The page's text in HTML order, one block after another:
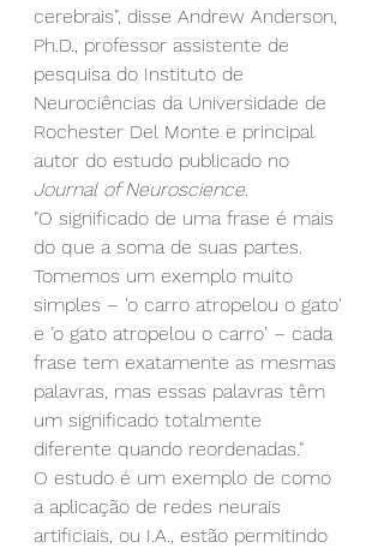
cerebrais", disse Andrew Anderson,
Ph.D., professor assistente de
pesquisa do Instituto de
Neurociências da Universidade de
Rochester Del Monte e principal
autor do estudo publicado no
Journal of Neuroscience.
"O significado de uma frase é mais
do que a soma de suas partes.
Tomemos um exemplo muito
simples – 'o carro atropelou o gato'
e 'o gato atropelou o carro' – cada
frase tem exatamente as mesmas
palavras, mas essas palavras têm
um significado totalmente
diferente quando reordenadas."
O estudo é um exemplo de como
a aplicação de redes neurais
artificiais, ou I.A., estão permitindo